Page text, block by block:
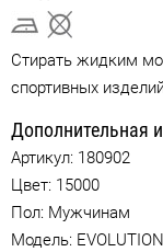
Стирать жидким
спортивных
Дополнительная
Артикул: 180902
Цвет: 15000
Пол: Мужчинам
Модель: